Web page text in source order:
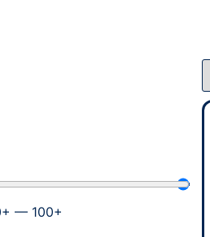
+ — 100+